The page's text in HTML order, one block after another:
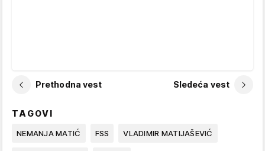
Prethodna vest Sledeća vest
TAGOVI
NEMANJA MATIĆ FSS VLADIMIR MATIJAŠEVIĆ